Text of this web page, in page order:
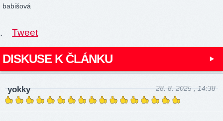
babišová
. Tweet
DISKUSE K ČLÁNKU
yokky 28. 8. 2025 , 14:38